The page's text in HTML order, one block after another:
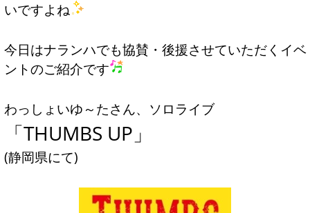
いですよね
今日はナランハでも協賛・後援させていただくイベ
ントのご紹介です
わっしょいゆ～たさん、ソロライブ
「THUMBS UP」
(静岡県にて)